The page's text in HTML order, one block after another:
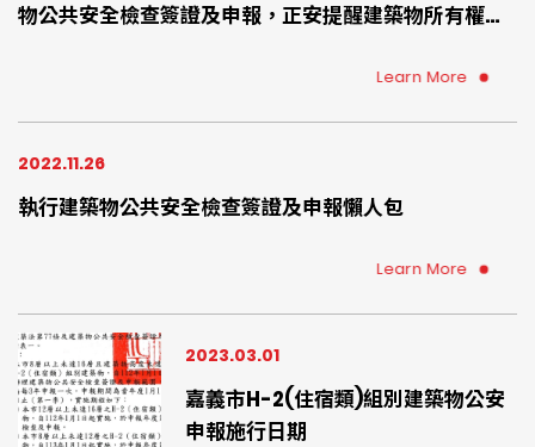
物公共安全檢查簽證及申報，正安提醒建築物所有權
可提早準備、提早委託專業檢查機構確認您的住宅環境
Learn More
2022.11.26
執行建築物公共安全檢查簽證及申報懶人包
Learn More
2023.03.01
嘉義市H-2(住宿類)組別建築物公安
申報施行日期